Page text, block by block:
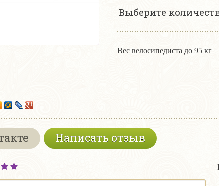
Выберите
Вес велосипедиста до 95 кг
Написать отзыв